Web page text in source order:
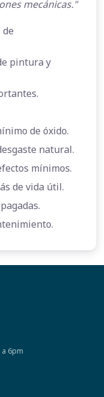
mecánicas."
pintura y
de óxido.
natural.
mínimos.
de vida útil.
6pm